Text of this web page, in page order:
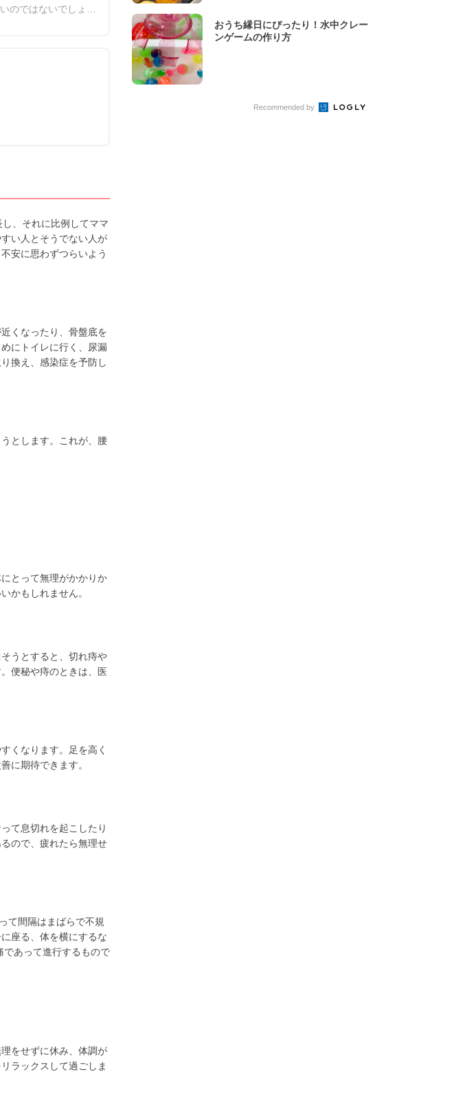
のではないでしょう
、それに比例してママ
い人とそうでない人が
安に思わずつらいよう
くなったり、骨盤底を
にトイレに行く、尿漏
換え、感染症を予防し
とします。これが、腰
とって無理がかかりか
かもしれません。
うとすると、切れ痔や
便秘や痔のときは、医
くなります。足を高く
に期待できます。
て息切れを起こしたり
ので、疲れたら無理せ
て間隔はまばらで不規
座る、体を横にするな
であって進行するもので
をせずに休み、体調が
ラックスして過ごしま
おうち縁日にぴったり！水中クレー
ンゲームの作り方
Recommended by